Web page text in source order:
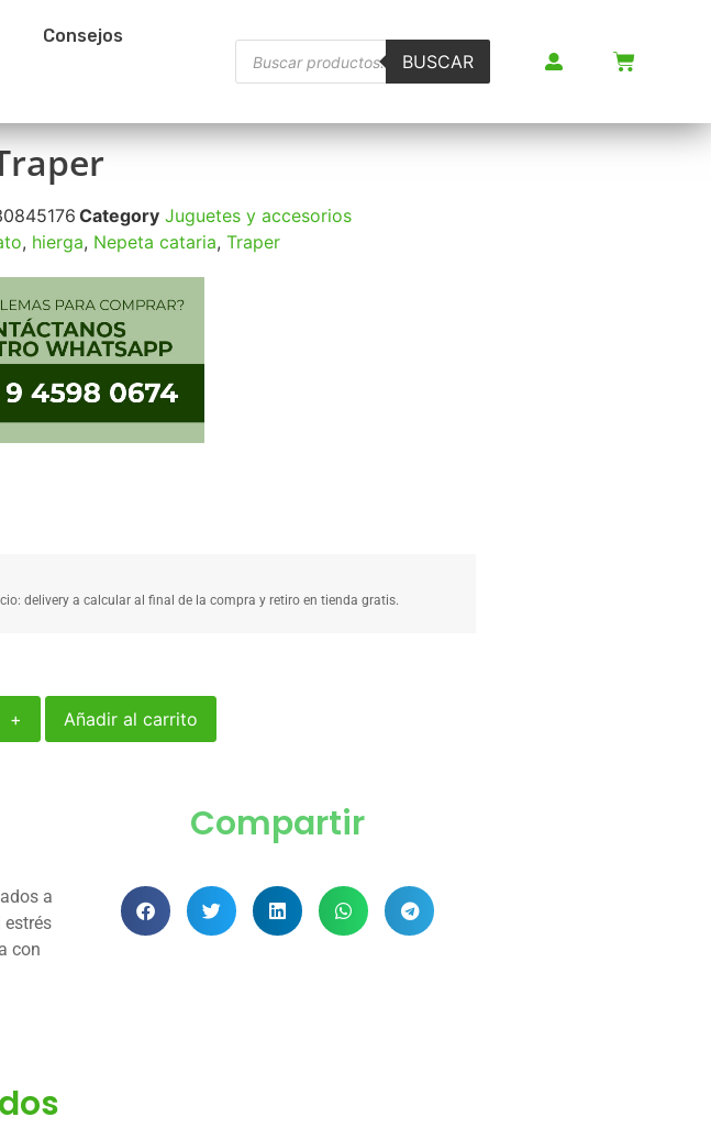
Consejos
BUSCAR
Category Juguetes y accesorios
, hierga, Nepeta cataria, Traper
delivery a calcular al final de la compra y retiro en tienda gratis.
+ Añadir al carrito
a
estrés
con
Compartir